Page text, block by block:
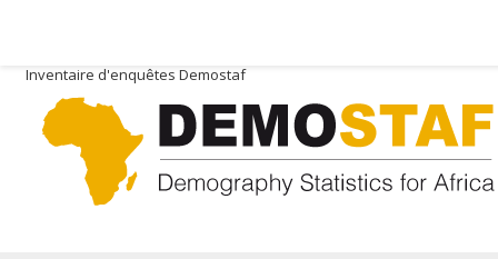
Inventaire d'enquêtes Demostaf